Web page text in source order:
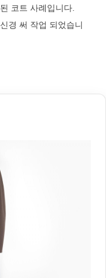
코트 사례입니다.
경 써 작업 되었습니